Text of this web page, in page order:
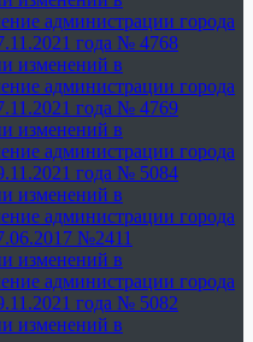
администрации города
года № 4768
изменений в
администрации города
года № 4769
изменений в
администрации города
года № 5084
изменений в
администрации города
№2411
изменений в
администрации города
года № 5082
изменений в